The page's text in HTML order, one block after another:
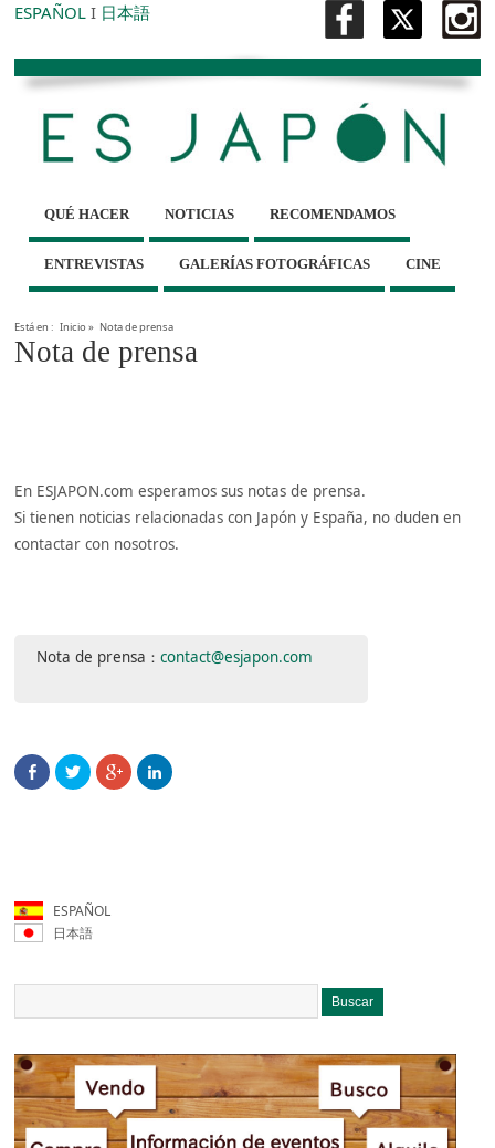
ESPAÑOL I 日本語
QUÉ HACER NOTICIAS RECOMENDAMOS
ENTREVISTAS GALERÍAS FOTOGRÁFICAS CINE
Está en : Inicio» Nota de prensa
Nota de prensa
En ESJAPON.com esperamos sus notas de prensa.
Si tienen noticias relacionadas con Japón y España, no duden en
contactar con nosotros.
Nota de prensa：contact@esjapon.com
ESPAÑOL
日本語